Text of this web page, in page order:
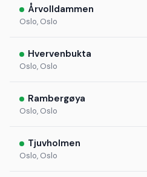
Årvolldammen
Oslo, Oslo
Hvervenbukta
Oslo, Oslo
Rambergøya
Oslo, Oslo
Tjuvholmen
Oslo, Oslo